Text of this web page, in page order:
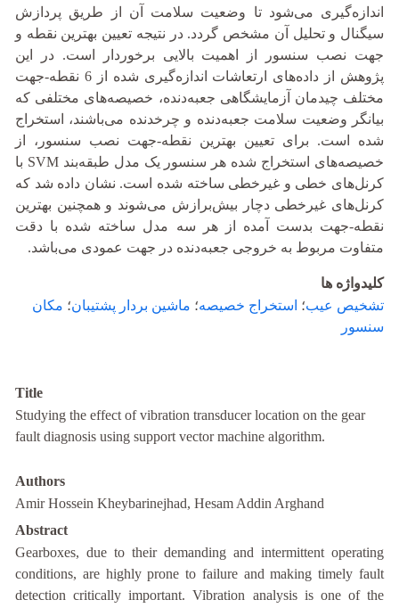
اندازه‌گیری می‌شود تا وضعیت سلامت آن از طریق پردازش
سیگنال و تحلیل آن مشخص گردد. در نتیجه تعیین بهترین نقطه و
جهت نصب سنسور از اهمیت بالایی برخوردار است. در این
پژوهش از داده‌های ارتعاشات اندازه‌گیری شده از 6 نقطه-جهت
مختلف چیدمان آزمایشگاهی جعبه‌دنده، خصیصه‌های مختلفی که
بیانگر وضعیت سلامت جعبه‌دنده و چرخدنده می‌باشند، استخراج
شده است. برای تعیین بهترین نقطه-جهت نصب سنسور، از
خصیصه‌های استخراج شده هر سنسور یک مدل طبقه‌بند SVM با
کرنل‌های خطی و غیرخطی ساخته شده است. نشان داده شد که
کرنل‌های غیرخطی دچار بیش‌برازش می‌شوند و همچنین بهترین
نقطه-جهت بدست آمده از هر سه مدل ساخته شده با دقت
متفاوت مربوط به خروجی جعبه‌دنده در جهت عمودی می‌باشد.
کلیدواژه ها
تشخیص عیب؛ استخراج خصیصه؛ ماشین بردار پشتیبان؛ مکان
سنسور
Title
Studying the effect of vibration transducer location on the gear
fault diagnosis using support vector machine algorithm.
Authors
Amir Hossein Kheybarinejhad, Hesam Addin Arghand
Abstract
Gearboxes, due to their demanding and intermittent operating
conditions, are highly prone to failure and making timely fault
detection critically important. Vibration analysis is one of the